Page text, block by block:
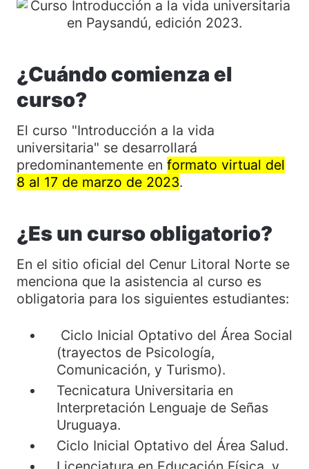
¿Cuándo comienza el
curso?
El curso "Introducción a la vida
universitaria" se desarrollará
predominantemente en formato virtual del
8 al 17 de marzo de 2023.
¿Es un curso obligatorio?
En el sitio oficial del Cenur Litoral Norte se
menciona que la asistencia al curso es
obligatoria para los siguientes estudiantes:
Ciclo Inicial Optativo del Área Social
(trayectos de Psicología,
Comunicación, y Turismo).
Tecnicatura Universitaria en
Interpretación Lenguaje de Señas
Uruguaya.
Ciclo Inicial Optativo del Área Salud.